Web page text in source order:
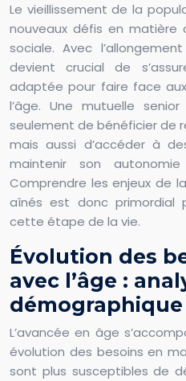
Le vieillissement de la
nouveaux défis en
sociale. Avec
devient crucial de
adaptée pour faire face
l’âge. Une mutuelle
seulement de bénéficier de
mais aussi d’accéder à
maintenir son
Comprendre les enjeux de
aînés est donc primordial
cette étape de la vie.
Évolution des
avec l’âge :
démographique
L’avancée en âge
évolution des besoins en
sont plus susceptibles de